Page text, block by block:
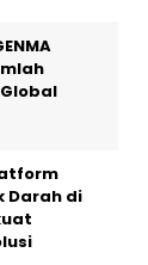
Darah di